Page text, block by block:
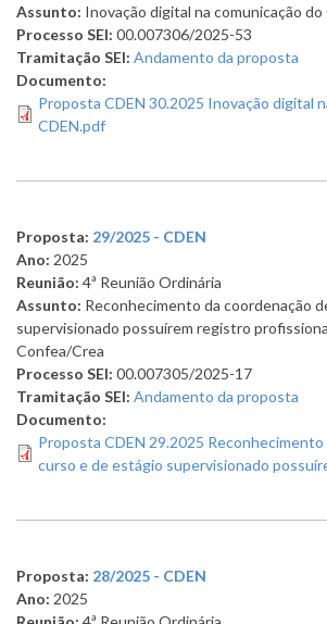
Assunto: Inovação digital na comunicação do
Processo SEI: 00.007306/2025-53
Tramitação SEI: Andamento da proposta
Documento:
Proposta CDEN 30.2025 Inovação digital
CDEN.pdf
Proposta: 29/2025 - CDEN
Ano: 2025
Reunião: 4ª Reunião Ordinária
Assunto: Reconhecimento da coordenação
supervisionado possuírem registro
Confea/Crea
Processo SEI: 00.007305/2025-17
Tramitação SEI: Andamento da proposta
Documento:
Proposta CDEN 29.2025
curso e de estágio supervisionado
Proposta: 28/2025 - CDEN
Ano: 2025